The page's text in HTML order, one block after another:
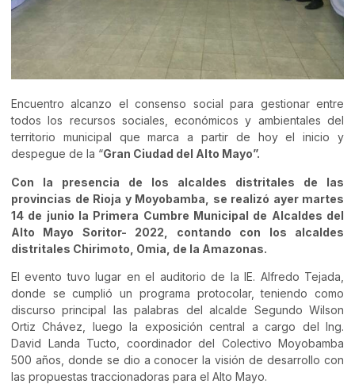
Encuentro alcanzo el consenso social para gestionar entre
todos los recursos sociales, económicos y ambientales del
territorio municipal que marca a partir de hoy el inicio y
despegue de la “Gran Ciudad del Alto Mayo”.
Con la presencia de los alcaldes distritales de las
provincias de Rioja y Moyobamba, se realizó ayer martes
14 de junio la Primera Cumbre Municipal de Alcaldes del
Alto Mayo Soritor- 2022, contando con los alcaldes
distritales Chirimoto, Omia, de la Amazonas.
El evento tuvo lugar en el auditorio de la IE. Alfredo Tejada,
donde se cumplió un programa protocolar, teniendo como
discurso principal las palabras del alcalde Segundo Wilson
Ortiz Chávez, luego la exposición central a cargo del Ing.
David Landa Tucto, coordinador del Colectivo Moyobamba
500 años, donde se dio a conocer la visión de desarrollo con
las propuestas traccionadoras para el Alto Mayo.